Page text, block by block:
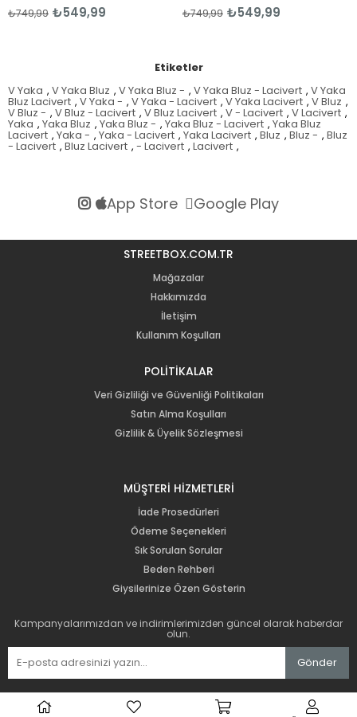
₺549,99 ₺549,99
Etiketler
V Yaka , V Yaka Bluz , V Yaka Bluz - , V Yaka Bluz - Lacivert , V Yaka
Bluz Lacivert , V Yaka - , V Yaka - Lacivert , V Yaka Lacivert , V Bluz ,
V Bluz - , V Bluz - Lacivert , V Bluz Lacivert , V - Lacivert , V Lacivert ,
Yaka , Yaka Bluz , Yaka Bluz - , Yaka Bluz - Lacivert , Yaka Bluz
Lacivert , Yaka - , Yaka - Lacivert , Yaka Lacivert , Bluz , Bluz - , Bluz
- Lacivert , Bluz Lacivert , - Lacivert , Lacivert ,
App Store Google Play
STREETBOX.COM.TR
Mağazalar
Hakkımızda
İletişim
Kullanım Koşulları
POLİTİKALAR
Veri Gizliliği ve Güvenliği Politikaları
Satın Alma Koşulları
Gizlilik & Üyelik Sözleşmesi
MÜŞTERİ HİZMETLERİ
İade Prosedürleri
Ödeme Seçenekleri
Sık Sorulan Sorular
Beden Rehberi
Giysilerinize Özen Gösterin
Kampanyalarımızdan ve indirimlerimizden güncel olarak haberdar
olun.
Gönder